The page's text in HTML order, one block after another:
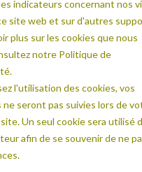
indicateurs concernant nos
site web et sur d'autres
plus sur les cookies que nous
notre Politique de
l'utilisation des cookies, vos
seront pas suivies lors de
Un seul cookie sera utilisé
afin de se souvenir de ne
et actualités
dernières actualités